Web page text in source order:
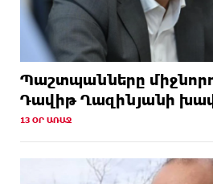
Պաշտպանները
Դավիթ Ղազինյանի
13 ՕՐ ԱՌԱՋ